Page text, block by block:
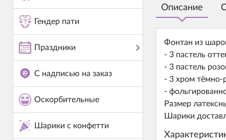
Гендер пати
Праздники
С надписью на заказ
Оскорбительные
Шарики с конфетти
Описание
Фонтан из
- 3 пастель
- 3 пастель
- 3 хром тёмно-
-
Размер
Шарики